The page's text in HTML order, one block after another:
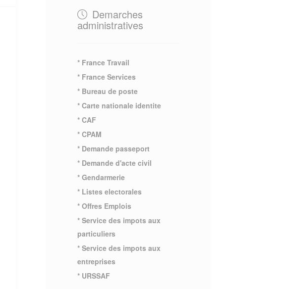
Demarches
administratives
* France Travail
* France Services
* Bureau de poste
* Carte nationale identite
* CAF
* CPAM
* Demande passeport
* Demande d'acte civil
* Gendarmerie
* Listes electorales
* Offres Emplois
* Service des impots aux
particuliers
* Service des impots aux
entreprises
* URSSAF